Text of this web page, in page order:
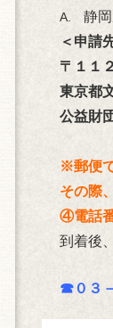
A. 静
＜申請
〒１１
東京都
公益財
※郵便
その際
④電話
到着後
☎０３